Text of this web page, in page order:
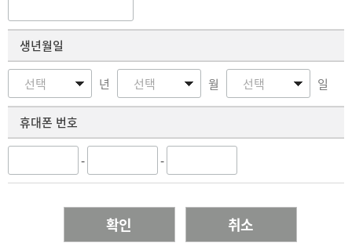
생년월일
년 월 일
휴대폰 번호
- -
확인 취소